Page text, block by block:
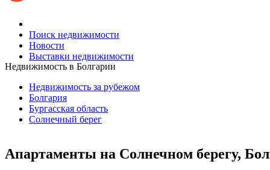
Поиск недвижимости
Новости
Выставки недвижимости
Недвижимость в Болгарии
Недвижимость за рубежом
Болгария
Бургасская область
Солнечный берег
Апартаменты на Солнечном берегу,